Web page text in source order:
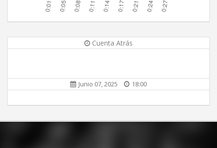
Cuenta Atrás
Junio 07, 2025 18:00